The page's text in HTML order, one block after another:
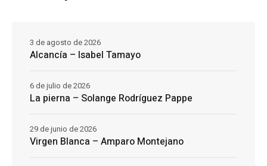
Alcancía – Isabel Tamayo
3 de agosto de 2026
La pierna – Solange Rodríguez Pappe
6 de julio de 2026
Virgen Blanca – Amparo Montejano
29 de junio de 2026